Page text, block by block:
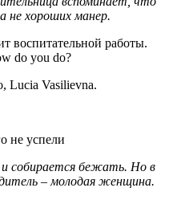
а не хороших манер.
работы.
do you do?
Vasilievna.
успели
собирается бежать. Но в
– молодая женщина.